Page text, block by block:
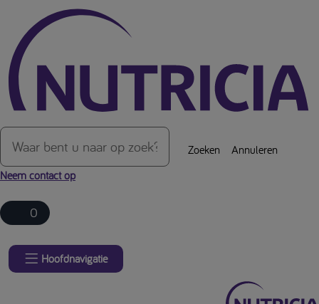
Over de inhoud van de pagina
Zoeken
Annuleren
Neem contact op
0
Hoofdnavigatie